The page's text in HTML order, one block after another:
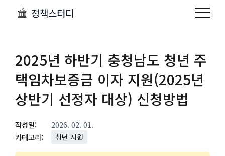
정책스터디
2025년 하반기 충청남도 청년 주
택임차보증금 이자 지원(2025년
상반기 선정자 대상) 신청방법
작성일:
2026. 02. 01.
카테고리:
청년 지원